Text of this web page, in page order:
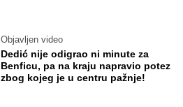
Objavljen video
Dedić nije odigrao ni minute za
Benficu, pa na kraju napravio potez
zbog kojeg je u centru pažnje!